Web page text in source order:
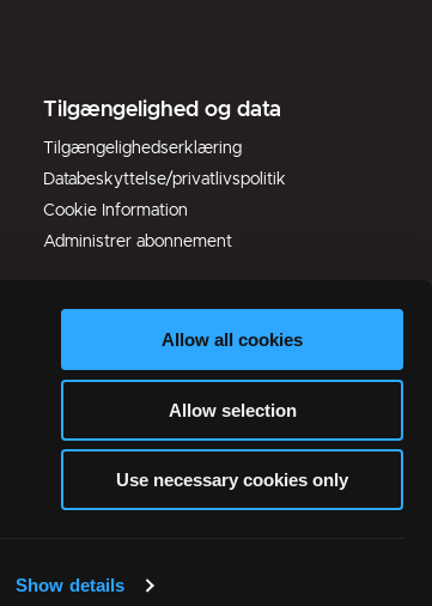
Show details
Allow all cookies
Allow selection
Use necessary cookies only
Tilgængelighed og data
Tilgængelighedserklæring
Databeskyttelse/privatlivspolitik
Cookie Information
Administrer abonnement